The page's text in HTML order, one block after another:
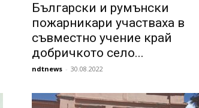
Български и румънски
пожарникари участваха в
съвместно учение край
добричкото село...
ndtnews - 30.08.2022